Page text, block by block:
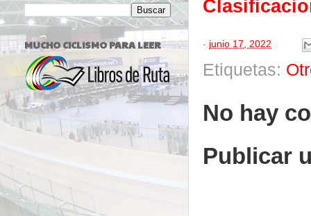
- junio 17, 2022
Etiquetas:
No hay
Publicar
MUCHO CICLISMO PARA LEER